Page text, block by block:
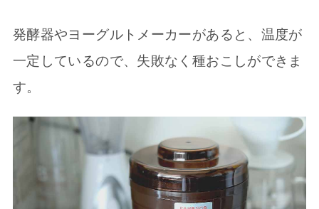
発酵器やヨーグルトメーカーがあると、温度が
一定しているので、失敗なく種おこしができま
す。